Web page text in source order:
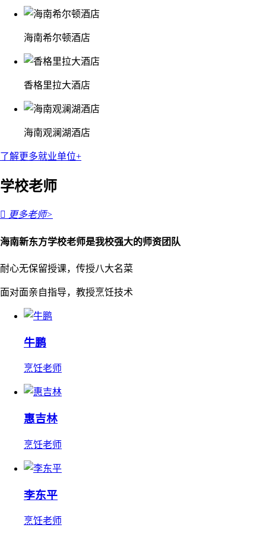
海南希尔顿酒店
香格里拉大酒店
海南观澜湖酒店
了解更多就业单位+
学校老师
 更多老师>
海南新东方学校老师是我校强大的师资团队
耐心无保留授课，传授八大名菜
面对面亲自指导，教授烹饪技术
牛鹏
烹饪老师
惠吉林
烹饪老师
李东平
烹饪老师